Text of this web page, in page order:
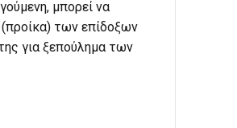
μπορεί να
των επίδοξων
για ξεπούλημα των